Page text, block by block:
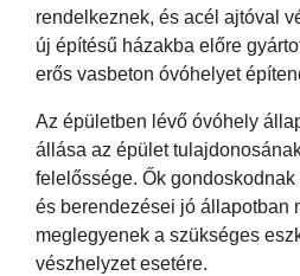
rendelkeznek, és acél ajtóval
új építésű házakba előre
erős vasbeton óvóhelyet
Az épületben lévő óvóhely
állása az épület
felelőssége. Ők
és berendezései jó állapotban
meglegyenek a szükséges
vészhelyzet esetére.